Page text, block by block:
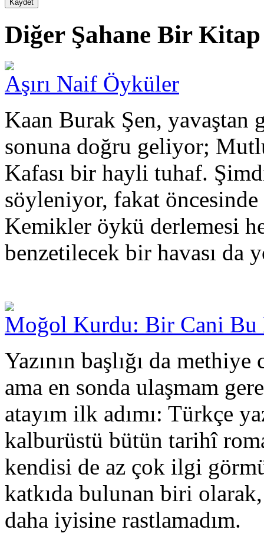
Diğer Şahane Bir Kitap
Aşırı Naif Öyküler
Kaan Burak Şen, yavaştan
sonuna doğru geliyor;
Kafası bir hayli tuhaf.
söyleniyor, fakat
Kemikler öykü derlemesi
benzetilecek bir havası da
Moğol Kurdu: Bir Cani Bu
Yazının başlığı da
ama en sonda ulaşmam
atayım ilk adımı: Türkçe
kalburüstü bütün tarihî
kendisi de az çok ilgi
katkıda bulunan biri
daha iyisine rastlamadım.